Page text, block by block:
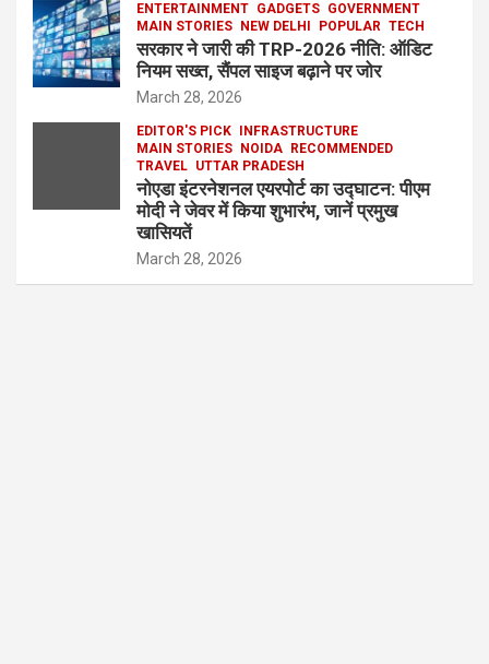
ENTERTAINMENT GADGETS GOVERNMENT
MAIN STORIES
NEW DELHI POPULAR TECH
सरकार ने जारी की TRP-2026 नीति: ऑडिट
नियम सख्त, सैंपल साइज बढ़ाने पर जोर
March 28, 2026
EDITOR'S PICK
INFRASTRUCTURE
MAIN STORIES
NOIDA
RECOMMENDED
TRAVEL UTTAR PRADESH
नोएडा इंटरनेशनल एयरपोर्ट का उद्घाटन: पीएम
मोदी ने जेवर में किया शुभारंभ, जानें प्रमुख
खासियतें
March 28, 2026